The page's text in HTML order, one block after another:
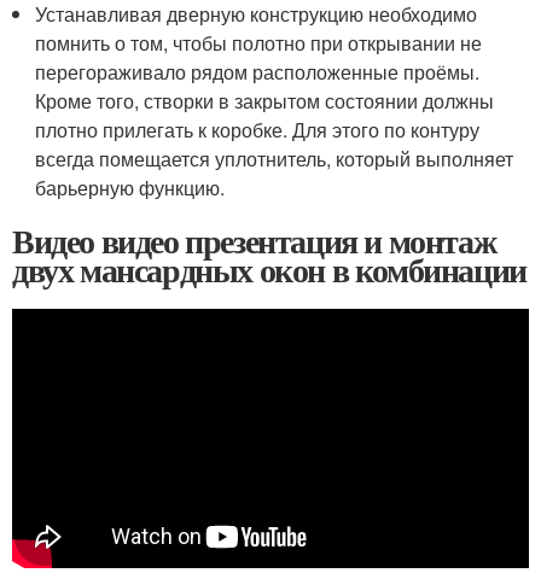
Устанавливая дверную конструкцию необходимо
помнить о том, чтобы полотно при открывании не
перегораживало рядом расположенные проёмы.
Кроме того, створки в закрытом состоянии должны
плотно прилегать к коробке. Для этого по контуру
всегда помещается уплотнитель, который выполняет
барьерную функцию.
Видео видео презентация и монтаж
двух мансардных окон в комбинации